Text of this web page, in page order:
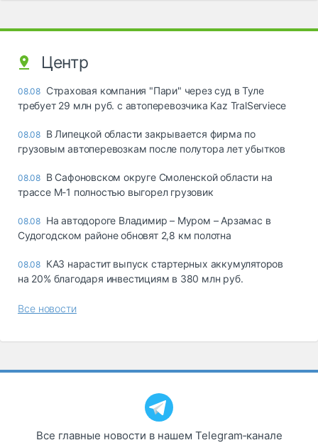
Центр
08.08 Страховая компания "Пари" через суд в Туле
требует 29 млн руб. с автоперевозчика Kaz TralServiece
08.08 В Липецкой области закрывается фирма по
грузовым автоперевозкам после полутора лет убытков
08.08 В Сафоновском округе Смоленской области на
трассе М-1 полностью выгорел грузовик
08.08 На автодороге Владимир – Муром – Арзамас в
Судогодском районе обновят 2,8 км полотна
08.08 КАЗ нарастит выпуск стартерных аккумуляторов
на 20% благодаря инвестициям в 380 млн руб.
Все новости
Все главные новости в нашем Telegram‑канале